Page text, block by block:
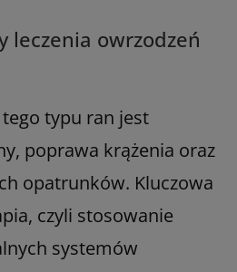
leczenia owrzodzeń
typu ran jest
poprawa krążenia oraz
opatrunków. Kluczowa
czyli stosowanie
systemów